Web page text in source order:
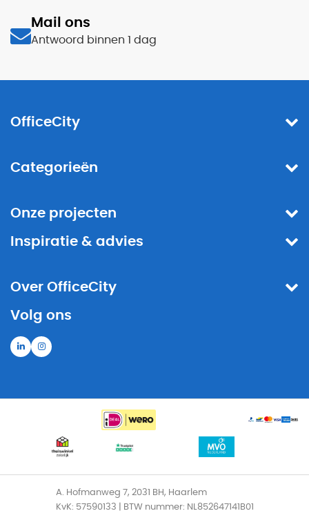
Mail ons
Antwoord binnen 1 dag
OfficeCity
Categorieën
Onze projecten
Inspiratie & advies
Over OfficeCity
Volg ons
A. Hofmanweg 7, 2031 BH, Haarlem
KvK: 57590133 | BTW nummer: NL852647141B01